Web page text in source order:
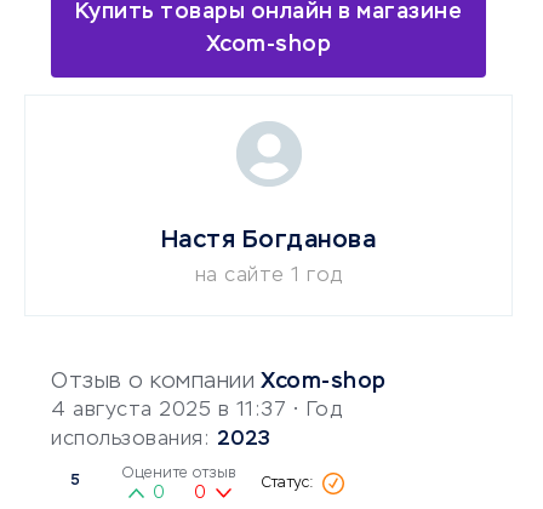
Купить товары онлайн в магазине
Xcom-shop
Отзыв о компании Xcom-shop
4 августа 2025 в 11:37 • Год
использования: 2023
5 Оцените отзыв
0 0
Настя Богданова
на сайте 1 год